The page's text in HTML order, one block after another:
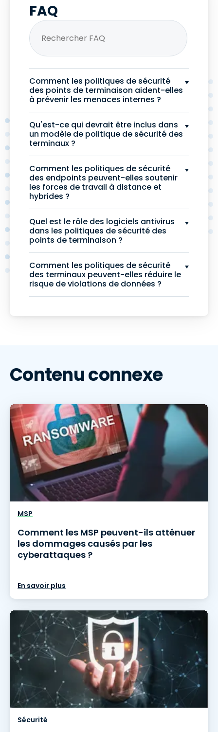
FAQ
Comment les politiques de sécurité
des points de terminaison aident-elles
à prévenir les menaces internes ?
Qu'est-ce qui devrait être inclus dans
un modèle de politique de sécurité des
terminaux ?
Comment les politiques de sécurité
des endpoints peuvent-elles soutenir
les forces de travail à distance et
hybrides ?
Quel est le rôle des logiciels antivirus
dans les politiques de sécurité des
points de terminaison ?
Comment les politiques de sécurité
des terminaux peuvent-elles réduire le
risque de violations de données ?
Contenu connexe
MSP
Comment les MSP peuvent-ils atténuer
les dommages causés par les
cyberattaques ?
En savoir plus
Sécurité